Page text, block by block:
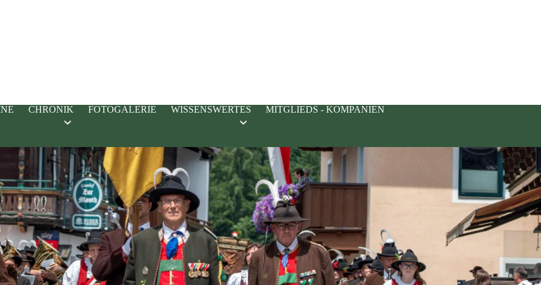
CHRONIK FOTOGALERIE WISSENSWERTES MITGLIEDS - KOMPANIEN